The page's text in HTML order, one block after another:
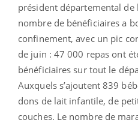
président départemental de
nombre de bénéficiaires a
confinement, avec un pic
de juin : 47 000 repas ont
bénéficiaires sur tout le
Auxquels s’ajoutent 839
dons de lait infantile, de
couches. Le nombre de